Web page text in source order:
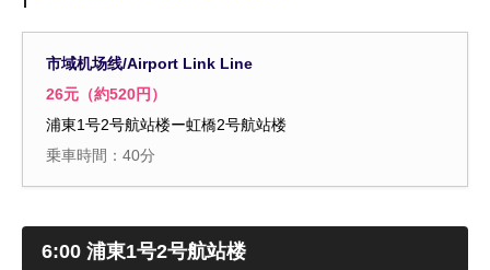
市域机场线/Airport Link Line
26元（約520円）
浦東1号2号航站楼ー虹橋2号航站楼
乗車時間：40分
6:00 浦東1号2号航站楼